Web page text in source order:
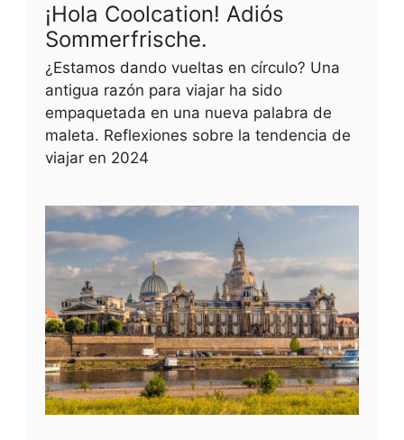
¡Hola Coolcation! Adiós
Sommerfrische.
¿Estamos dando vueltas en círculo? Una
antigua razón para viajar ha sido
empaquetada en una nueva palabra de
maleta. Reflexiones sobre la tendencia de
viajar en 2024